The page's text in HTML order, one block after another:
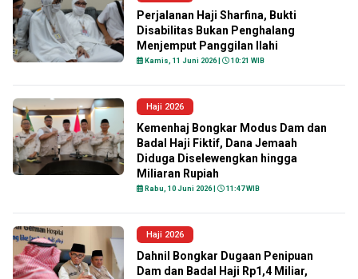
Perjalanan Haji Sharfina, Bukti
Disabilitas Bukan Penghalang
Menjemput Panggilan Ilahi
Kamis, 11 Juni 2026 | 10:21 WIB
Haji 2026
Kemenhaj Bongkar Modus Dam dan
Badal Haji Fiktif, Dana Jemaah
Diduga Diselewengkan hingga
Miliaran Rupiah
Rabu, 10 Juni 2026 | 11:47 WIB
Haji 2026
Dahnil Bongkar Dugaan Penipuan
Dam dan Badal Haji Rp1,4 Miliar,